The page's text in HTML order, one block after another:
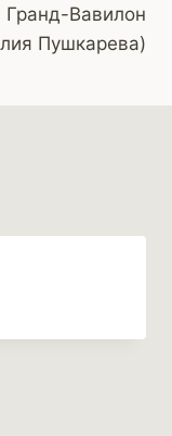
Гранд-Вавилон
Пушкарева)